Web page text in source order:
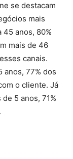
se destacam
mais
anos, 80%
mais de 46
canais.
anos, 77% dos
o cliente. Já
5 anos, 71%